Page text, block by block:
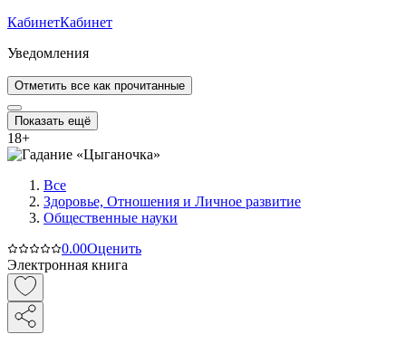
КабинетКабинет
Уведомления
Отметить все как прочитанные
Показать ещё
18+
Все
Здоровье, Отношения и Личное развитие
Общественные науки
0.00Оценить
Электронная книга